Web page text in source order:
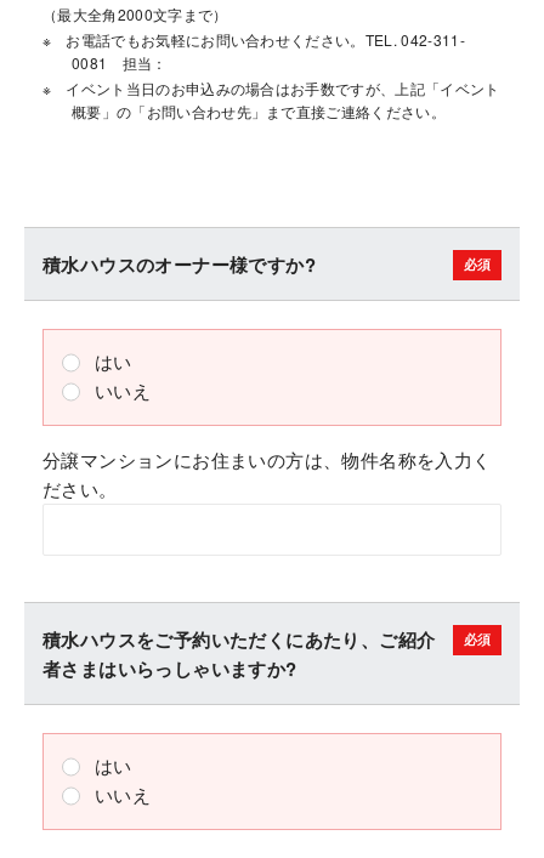
（最大全角2000文字まで）
お電話でもお気軽にお問い合わせください。TEL. 042-311-
0081 担当：
イベント当日のお申込みの場合はお手数ですが、上記「イベント
概要」の「お問い合わせ先」まで直接ご連絡ください。
積水ハウスのオーナー様ですか?
はい
いいえ
分譲マンションにお住まいの方は、物件名称を入力く
ださい。
積水ハウスをご予約いただくにあたり、ご紹介
者さまはいらっしゃいますか?
はい
いいえ